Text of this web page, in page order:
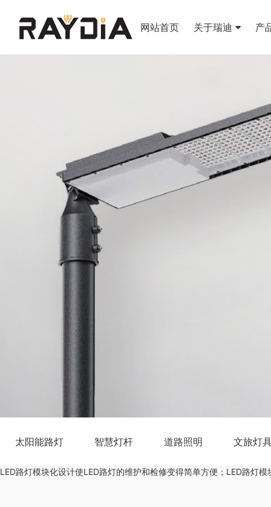
网站首页 关于瑞迪 产
太阳能路灯 智慧灯杆 道路照明 文旅灯
LED路灯模块化设计使LED路灯的维护和检修变得简单方便；LED路灯